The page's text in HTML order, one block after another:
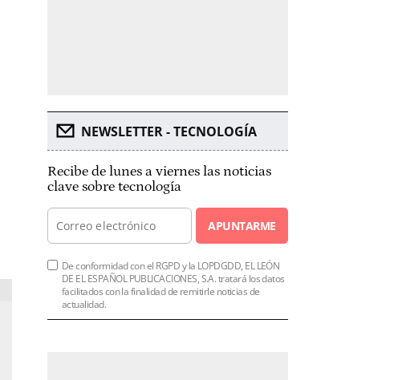
NEWSLETTER - TECNOLOGÍA
Recibe de lunes a viernes las noticias
clave sobre tecnología
APUNTARME
De conformidad con el RGPD y la LOPDGDD, EL LEÓN
DE EL ESPAÑOL PUBLICACIONES, S.A. tratará los datos
facilitados con la finalidad de remitirle noticias de
actualidad.